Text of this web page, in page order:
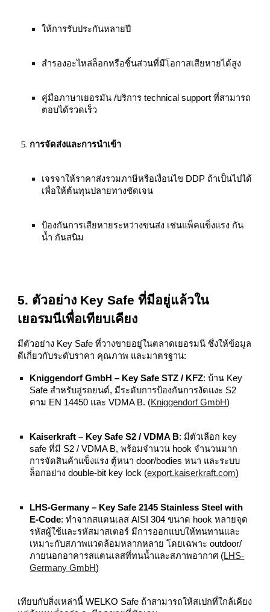
ให้การรับประกันหลายปี
สำรองอะไหล่ล็อกหรือชิ้นส่วนที่มีโอกาสเสียหายได้สูง
คู่มือภาษาเยอรมัน /บริการ technical support ที่สามารถ
ตอบได้รวดเร็ว
การจัดส่งและการนำเข้า
เจรจาให้ราคาส่งรวมภาษีหรือเงื่อนไข DDP ถ้าเป็นไปได้
เพื่อให้ต้นทุนปลายทางชัดเจน
ป้องกันการเสียหายระหว่างขนส่ง เช่นแพ็คแข็งแรง กัน
น้ำ กันสนิม
5. ตัวอย่าง Key Safe ที่มีอยู่แล้วใน
เยอรมนีเพื่อเทียบเคียง
มีตัวอย่าง Key Safe ที่วางขายอยู่ในตลาดเยอรมนี ซึ่งให้ข้อมูล
ดีเกี่ยวกับระดับราคา คุณภาพ และมาตรฐาน:
Kniggendorf GmbH – Key Safe STZ / KFZ: บ้าน Key
Safe สำหรับอู่รถยนต์, มีระดับการป้องกันการงัดแงะ S2
ตาม EN 14450 และ VDMA B. (Kniggendorf GmbH)
Kaiserkraft – Key Safe S2 / VDMA B: มีตัวเลือก key
safe ที่มี S2 / VDMA B, พร้อมจำนวน hook จำนวนมาก
การจัดสินค้าแข็งแรง ตู้หนา door/bodies หนา และระบบ
ล็อกอย่าง double‑bit key lock (export.kaiserkraft.com)
LHS‑Germany – Key Safe 2145 Stainless Steel with
E‑Code: ทำจากสแตนเลส AISI 304 ขนาด hook หลายจุด
รหัสผู้ใช้และรหัสมาสเตอร์ มีการออกแบบให้ทนทานและ
เหมาะกับสภาพแวดล้อมหลากหลาย โดยเฉพาะ outdoor/
ภายนอกอาคารสแตนเลสที่ทนน้ำและสภาพอากาศ (LHS-
Germany GmbH)
เทียบกับสิ่งเหล่านี้ WELKO Safe ถ้าสามารถให้สเปกที่ใกล้เคียง